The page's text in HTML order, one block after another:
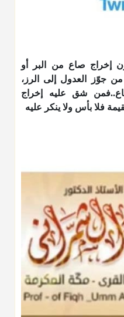
إخراج صاع من البر أو
جوّز العدول إلى الرز،
شق عليه إخراج
فلا بأس ولا ينكر عليه